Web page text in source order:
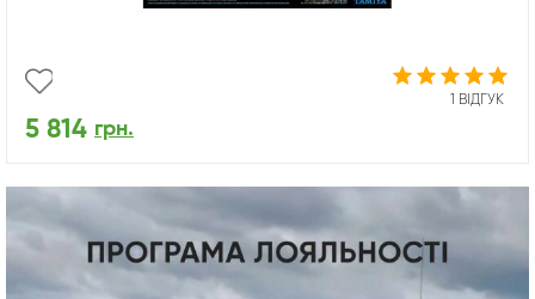
1 ВІДГУК
5 814 грн.